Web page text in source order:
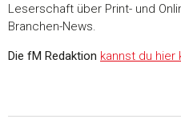
Leserschaft über Print- und
Branchen-News.
Die fM Redaktion kannst du hier